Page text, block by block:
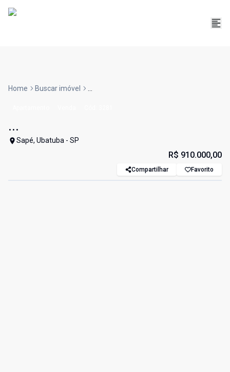
Home Buscar imóvel ...
...
Sapé, Ubatuba - SP
R$ 910.000,00
Compartilhar Favorito